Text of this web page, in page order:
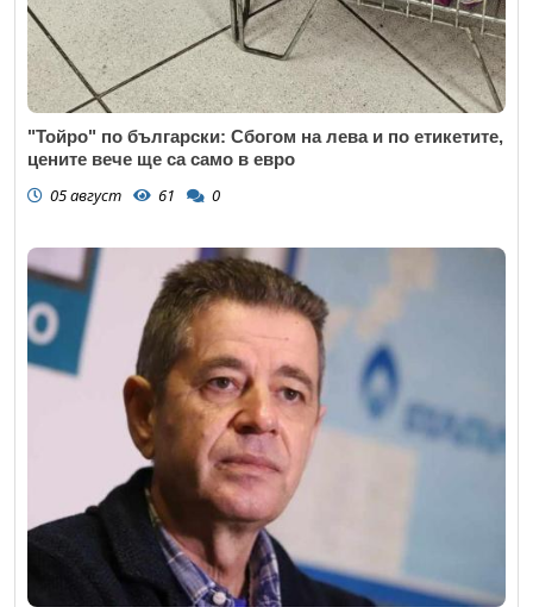
"Тойро" по български: Сбогом на лева и по етикетите,
цените вече ще са само в евро
05 август 61 0